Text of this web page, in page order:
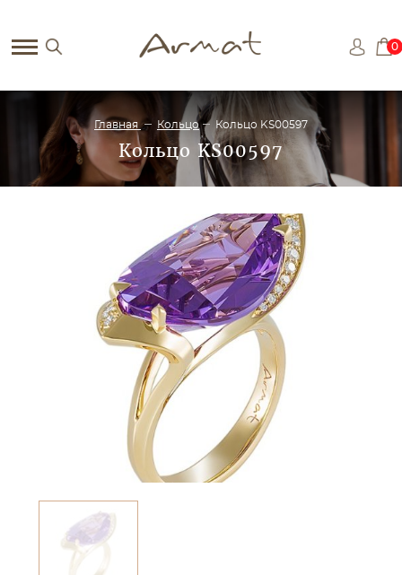
0
Главная Кольцо Кольцо KS00597
Кольцо KS00597